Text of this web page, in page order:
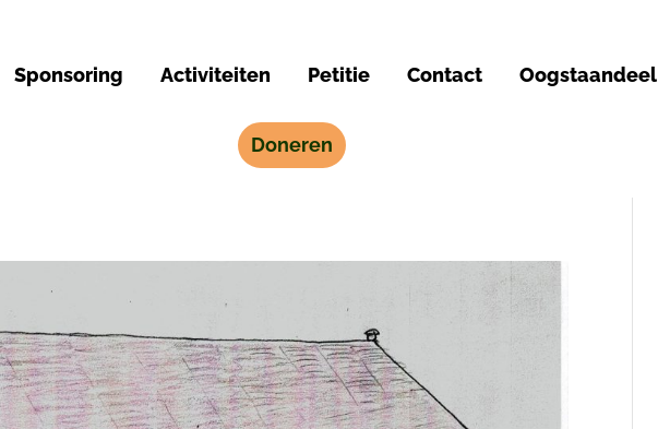
Sponsoring Activiteiten Petitie Contact Oogstaandeel
Doneren